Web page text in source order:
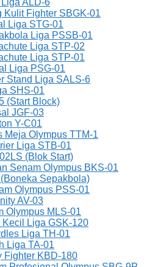
ALD-6
Kulit Fighter SBGK-01
Liga STG-01
Liga PSSB-01
Liga STP-02
Liga STP-01
Liga PSG-01
Stand Liga SALS-6
SHS-01
(Start Block)
JGF-03
Y-C01
Meja Olympus TTM-1
Liga STB-01
(Blok Start)
Senam Olympus BKS-01
Sepakbola)
Olympus PSS-01
AV-03
Olympus MLS-01
Liga GSK-120
Liga TH-01
Liga TA-01
Fighter KBD-180